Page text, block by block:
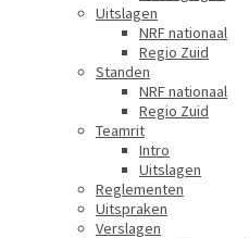
Uitslagen
NRF nationaal
Regio Zuid
Standen
NRF nationaal
Regio Zuid
Teamrit
Intro
Uitslagen
Reglementen
Uitspraken
Verslagen